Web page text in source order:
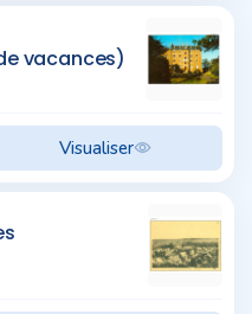
vacances)
Visualiser